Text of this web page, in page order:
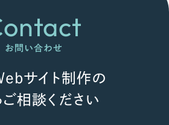
お問い合わせ
サイト制作の
相談ください